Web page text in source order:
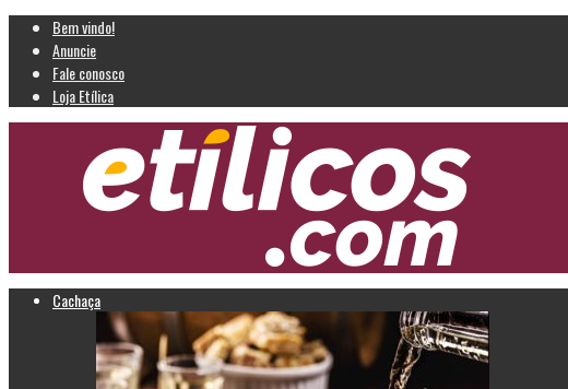
Bem vindo!
Anuncie
Fale conosco
Loja Etílica
Cachaça